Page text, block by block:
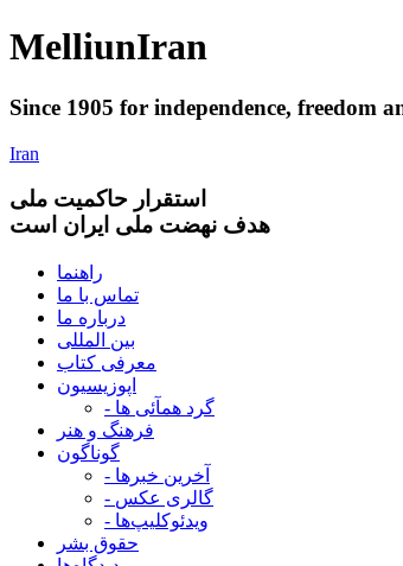
MelliunIran
Since 1905 for independence, freedom
Iran
استقرار حاکميت ملی
هدف نهضت ملی ایران است
راهنما
تماس با ما
درباره ما
بین المللی
معرفی کتاب
اپوزیسیون
- گرد همآئی ها
فرهنگ و هنر
گوناگون
- آخرین خبرها
- گالری عکس
- ویدئوکلیپ‌ها
حقوق بشر